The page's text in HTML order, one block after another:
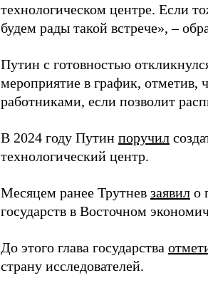
технологическом центре. Если
будем рады такой встрече», –
Путин с готовностью
мероприятие в график, отметив,
работниками, если позволит
В 2024 году Путин поручил
технологический центр.
Месяцем ранее Трутнев заявил о
государств в Восточном
До этого глава государства
страну исследователей.